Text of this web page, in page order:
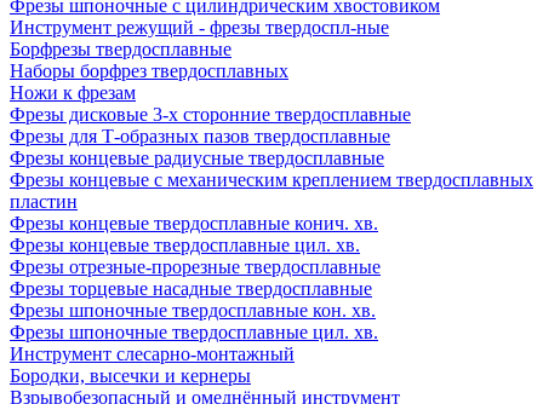
Фрезы шпоночные с цилиндрическим хвостовиком
Инструмент режущий - фрезы твердоспл-ные
Борфрезы твердосплавные
Наборы борфрез твердосплавных
Ножи к фрезам
Фрезы дисковые 3-х сторонние твердосплавные
Фрезы для Т-образных пазов твердосплавные
Фрезы концевые радиусные твердосплавные
Фрезы концевые с механическим креплением твердосплавных
пластин
Фрезы концевые твердосплавные конич. хв.
Фрезы концевые твердосплавные цил. хв.
Фрезы отрезные-прорезные твердосплавные
Фрезы торцевые насадные твердосплавные
Фрезы шпоночные твердосплавные кон. хв.
Фрезы шпоночные твердосплавные цил. хв.
Инструмент слесарно-монтажный
Бородки, высечки и кернеры
Взрывобезопасный и омеднённый инструмент